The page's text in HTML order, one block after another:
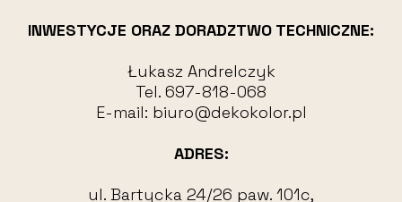
INWESTYCJE ORAZ DORADZTWO TECHNICZNE:
Łukasz Andrelczyk
Tel. 697-818-068
E-mail: biuro@dekokolor.pl
ADRES:
ul. Bartycka 24/26 paw. 101c,